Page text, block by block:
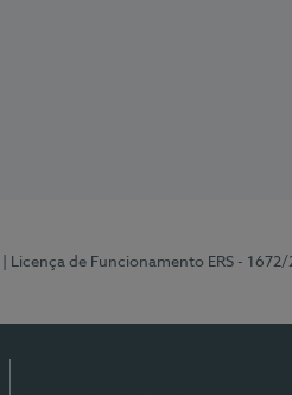
| Licença de Funcionamento ERS - 1672/